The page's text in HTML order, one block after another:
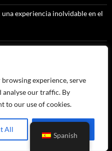
experience, serve
analyse our traffic. By
to our use of cookies.
All
una experiencia inolvidable en el
de Panamá.
Spanish